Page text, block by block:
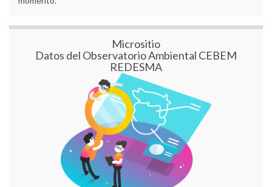
Micrositio
Datos del Observatorio Ambiental CEBEM
REDESMA